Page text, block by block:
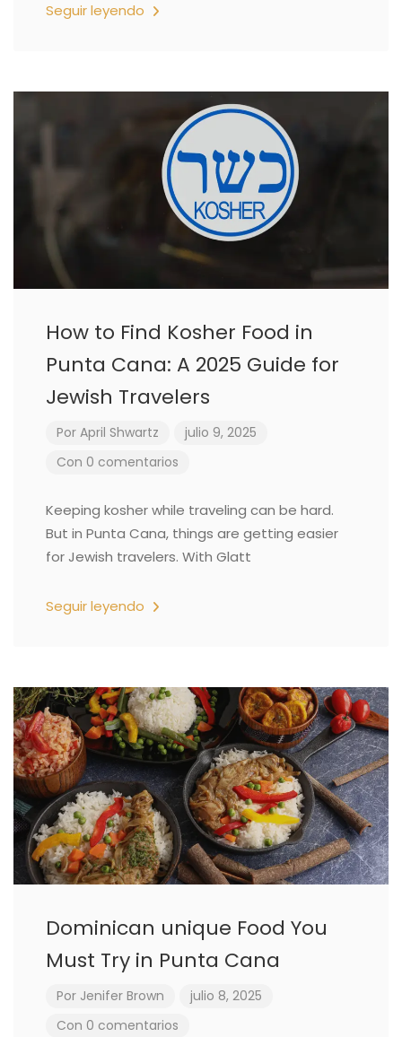
Seguir leyendo
How to Find Kosher Food in
Punta Cana: A 2025 Guide for
Jewish Travelers
Por April Shwartz
julio 9, 2025
Con 0 comentarios
Keeping kosher while traveling can be hard.
But in Punta Cana, things are getting easier
for Jewish travelers. With Glatt
Seguir leyendo
Dominican unique Food You
Must Try in Punta Cana
Por Jenifer Brown
julio 8, 2025
Con 0 comentarios